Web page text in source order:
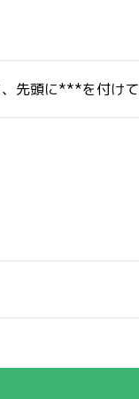
先頭に***を付け